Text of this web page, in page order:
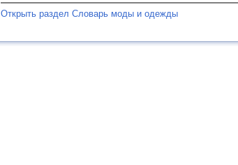
Открыть раздел Словарь моды и одежды